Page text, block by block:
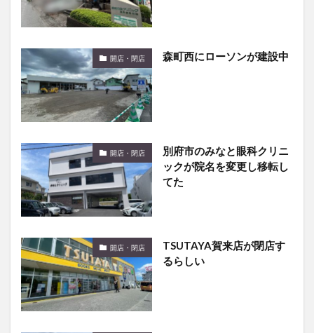
開店・閉店 森町西にローソンが建設中
開店・閉店
別府市のみなと眼科クリニ
ックが院名を変更し移転し
てた
開店・閉店
TSUTAYA賀来店が閉店す
るらしい